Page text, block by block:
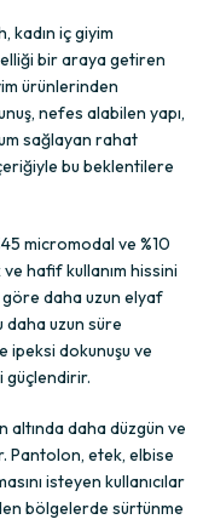
kadın iç giyim
bir araya getiren
ürünlerinden
nefes alabilen yapı,
sağlayan rahat
bu beklentilere
micromodal ve %10
hafif kullanım hissini
daha uzun elyaf
daha uzun süre
ipeksi dokunuşu ve
güçlendirir.
altında daha düzgün ve
Pantolon, etek, elbise
isteyen kullanıcılar
bölgelerde sürtünme